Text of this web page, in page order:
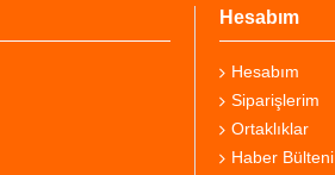
Hesabım
Hesabım
Siparişlerim
Ortaklıklar
Haber Bülteni